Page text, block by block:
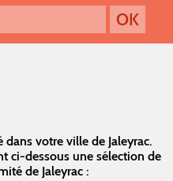
votre ville de Jaleyrac.
ci-dessous une sélection de
de Jaleyrac :